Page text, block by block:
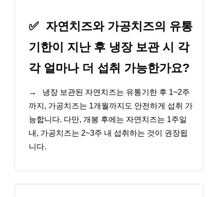
✅ 자연치즈와 가공치즈의 유통
기한이 지난 후 냉장 보관 시 각
각 얼마나 더 섭취 가능한가요?
→
냉장 보관된 자연치즈는 유통기한 후 1~2주
까지, 가공치즈는 1개월까지도 안전하게 섭취 가
능합니다. 다만, 개봉 후에는 자연치즈는 1주일
내, 가공치즈는 2~3주 내 섭취하는 것이 권장됩
니다.